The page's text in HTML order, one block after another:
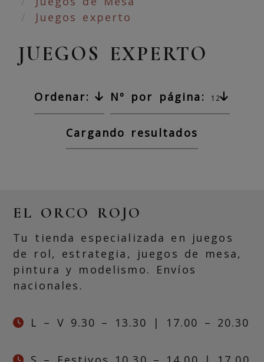
Juegos experto
JUEGOS EXPERTO
Ordenar: Nº por página: 12
Cargando resultados
EL ORCO ROJO
Tu tienda especializada en juegos
de rol, estrategia, juegos de mesa,
pintura y modelismo. Envíos
nacionales.
L – V 9.30 – 13.30 | 17.00 – 20.30